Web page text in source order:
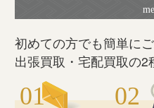
初めての方でも簡単に
出張買取・宅配買取の